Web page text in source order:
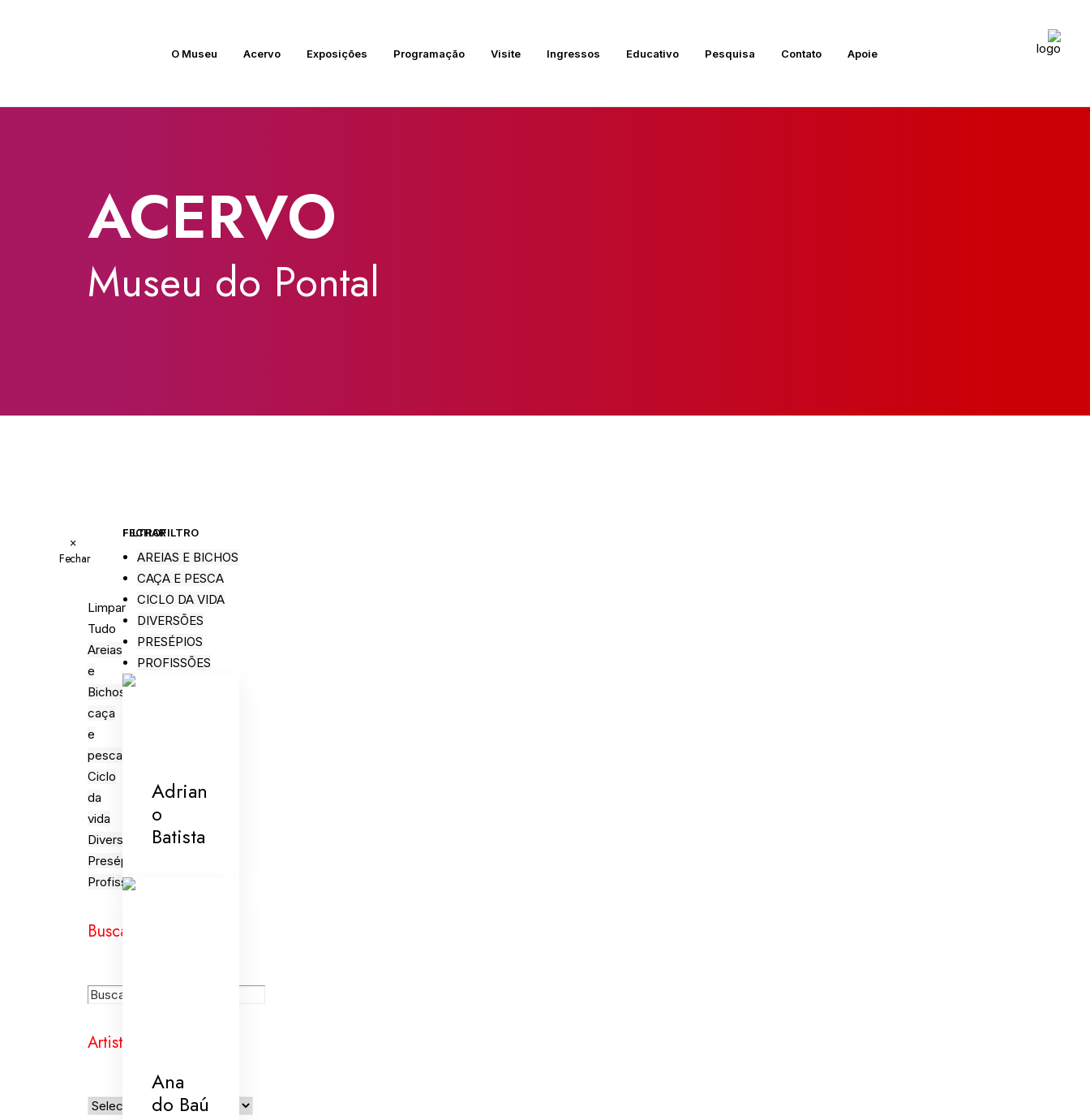
O Museu Acervo Exposições Programação Visite Ingressos Educativo Pesquisa Contato Apoie
ACERVO
Museu do Pontal
×
Fechar
Limpar
Tudo
Areias
e
Bichos
caça
e
pesca
Ciclo
da
vida
Diversões
Presépios
Profissões
Busca
Artistas
FECHAR FILTROFILTRO
AREIAS E BICHOS
CAÇA E PESCA
CICLO DA VIDA
DIVERSÕES
PRESÉPIOS
PROFISSÕES
Adrian
o
Batista
Ana
do Baú